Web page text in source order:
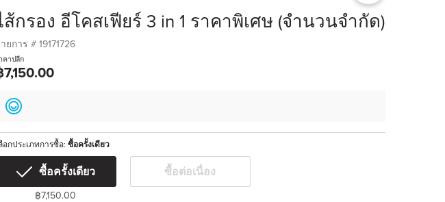
ส้กรอง อีโคสเฟียร์ 3 in 1 ราคาพิเศษ (จำนวนจำกัด)
ยการ # 19171726
คาปลีก
7,150.00
อกประเภทการซื้อ: ซื้อครั้งเดียว
ซื้อครั้งเดียว
฿7,150.00
ซื้อต่อเนื่อง